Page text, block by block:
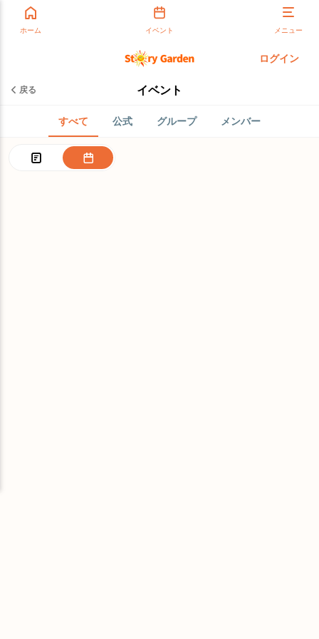
ホーム イベント メニュー
ログイン
戻る イベント
すべて 公式 グループ メンバー